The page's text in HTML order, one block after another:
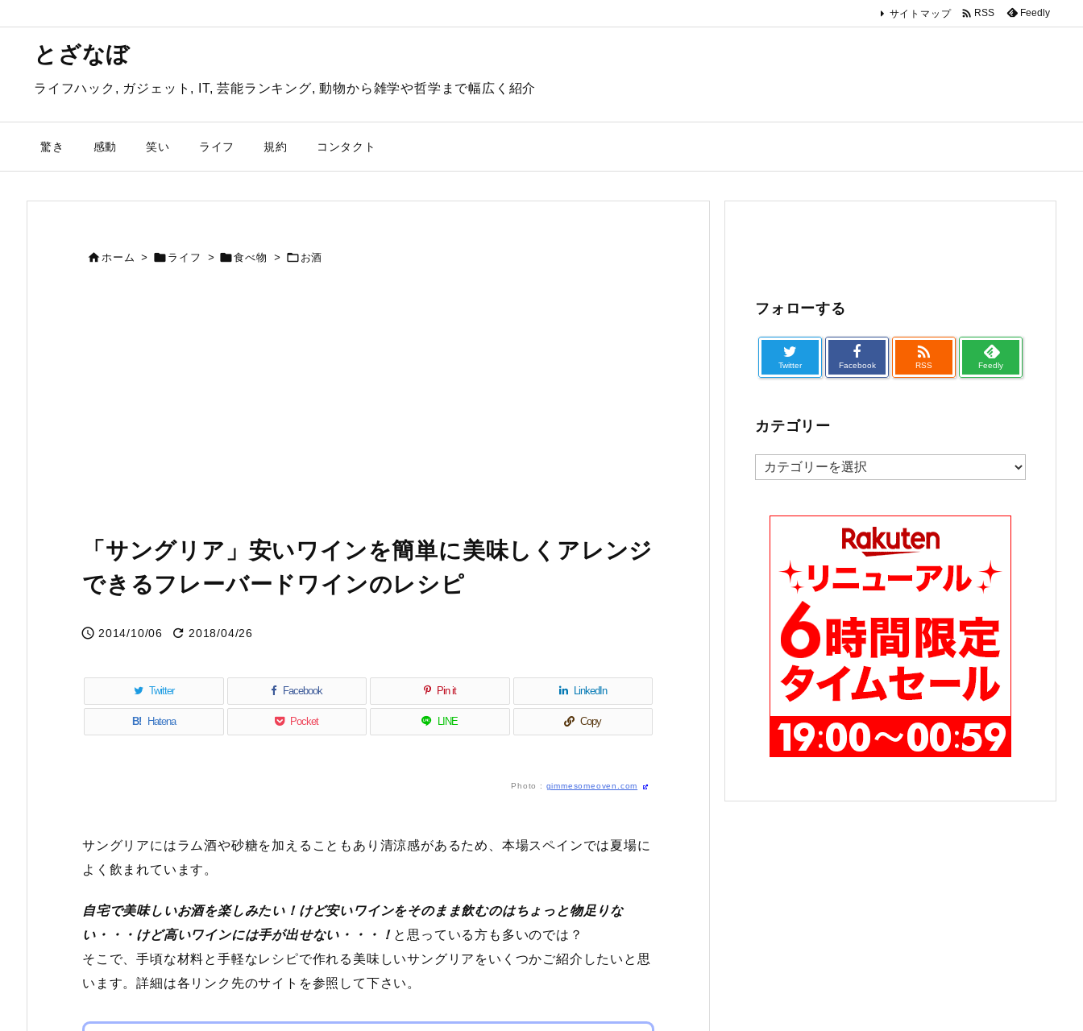
とざなぼ
ライフハック, ガジェット, IT, 芸能ランキング, 動物から雑学や哲学まで幅広く紹介
驚き 感動 笑い ライフ 規約 コンタクト
サイトマップ  RSS Feedly
ホーム >  ライフ > 食べ物 >  お酒
「サングリア」安いワインを簡単に美味しくアレンジ
できるフレーバードワインのレシピ
 2014/10/06  2018/04/26
Twitter Facebook Pin it LinkedIn
B! Hatena Pocket LINE Copy
Photo : gimmesomeoven.com
サングリアにはラム酒や砂糖を加えることもあり清涼感があるため、本場スペインでは夏場に
よく飲まれています。
自宅で美味しいお酒を楽しみたい！けど安いワインをそのまま飲むのはちょっと物足りな
い・・・けど高いワインには手が出せない・・・！ と思っている方も多いのでは？
そこで、手頃な材料と手軽なレシピで作れる美味しいサングリアをいくつかご紹介したいと思
います。詳細は各リンク先のサイトを参照して下さい。
フォローする
Twitter Facebook

RSS Feedly
カテゴリー
カ